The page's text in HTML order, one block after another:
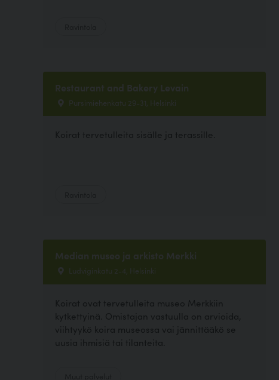
Restaurant and Bakery Levain
Pursimiehenkatu 29-31, Helsinki
Koirat tervetulleita sisälle ja terassille.
Median museo ja arkisto Merkki
Ludviginkatu 2-4, Helsinki
Koirat ovat tervetulleita museo Merkkiin
kytkettyinä. Omistajan vastuulla on arvioida,
viihtyykö koira museossa vai jännittääkö se
uusia ihmisiä tai tilanteita.